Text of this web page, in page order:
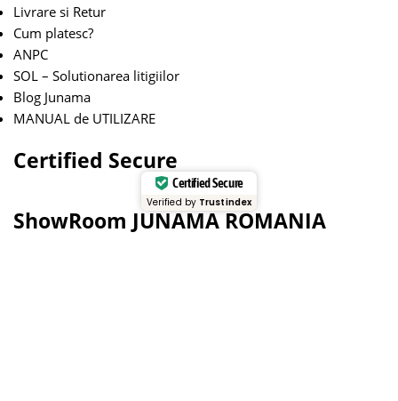
Livrare si Retur
Cum platesc?
ANPC
SOL – Solutionarea litigiilor
Blog Junama
MANUAL de UTILIZARE
Certified Secure
Certified Secure
Verified by Trustindex
ShowRoom JUNAMA ROMANIA